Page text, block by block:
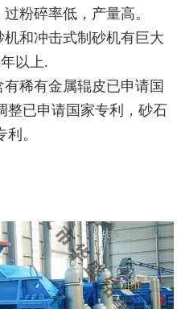
粉碎率低，产量高。
和冲击式制砂机有巨大
以上.
稀有金属辊皮已申请国
整已申请国家专利，砂石
。